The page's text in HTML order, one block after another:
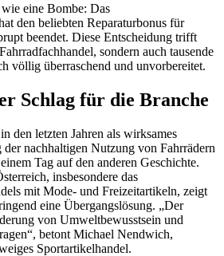
eine Bombe: Das
den beliebten Reparaturbonus für
beendet. Diese Entscheidung trifft
sondern auch tausende
völlig überraschend und unvorbereitet.
Schlag für die Branche
den letzten Jahren als wirksames
nachhaltigen Nutzung von Fahrrädern
Tag auf den anderen Geschichte.
insbesondere das
mit Mode- und Freizeitartikeln, zeigt
eine Übergangslösung. „Der
von Umweltbewusstsein und
betont Michael Nendwich,
Sportartikelhandel.